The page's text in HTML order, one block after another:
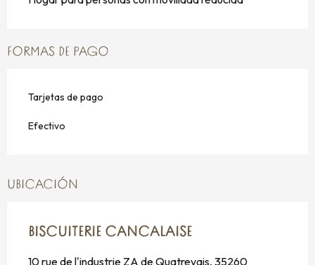
FORMAS DE PAGO
Tarjetas de pago
Efectivo
UBICACIÓN
BISCUITERIE CANCALAISE
10 rue de l'industrie ZA de Quatrevais, 35260